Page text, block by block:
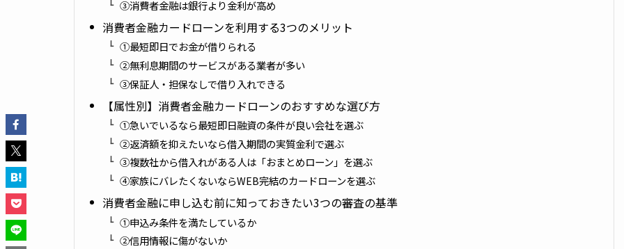
③消費者金融は銀行より金利が高め
消費者金融カードローンを利用する3つのメリット
①最短即日でお金が借りられる
②無利息期間のサービスがある業者が多い
③保証人・担保なしで借り入れできる
【属性別】消費者金融カードローンのおすすめな選び方
①急いでいるなら最短即日融資の条件が良い会社を選ぶ
②返済額を抑えたいなら借入期間の実質金利で選ぶ
③複数社から借入れがある人は「おまとめローン」を選ぶ
④家族にバレたくないならWEB完結のカードローンを選ぶ
消費者金融に申し込む前に知っておきたい3つの審査の基準
①申込み条件を満たしているか
②信用情報に傷がないか